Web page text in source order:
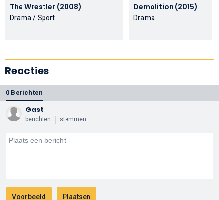
The Wrestler (2008)
Drama / Sport
Demolition (2015)
Drama
Reacties
0 Berichten
Gast
berichten stemmen